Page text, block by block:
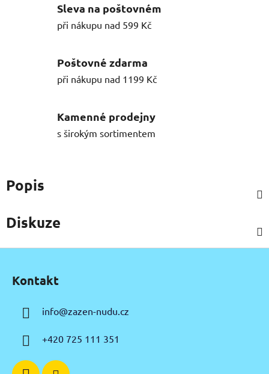
Sleva na poštovném
při nákupu nad 599 Kč
Poštovné zdarma
při nákupu nad 1199 Kč
Kamenné prodejny
s širokým sortimentem
Popis
Diskuze
Kontakt
info@zazen-nudu.cz
+420 725 111 351